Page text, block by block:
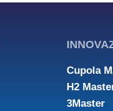
Cupola
H2
3Master